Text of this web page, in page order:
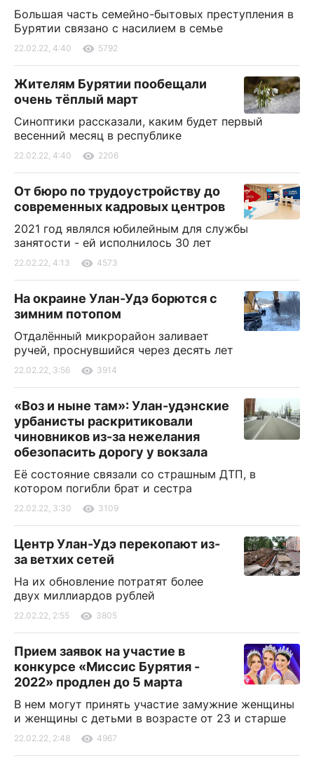
Большая часть семейно-бытовых преступления в
Бурятии связано с насилием в семье
22.02.22, 4:40 5792
Жителям Бурятии пообещали
очень тёплый март
Синоптики рассказали, каким будет первый
весенний месяц в республике
22.02.22, 4:40 2206
От бюро по трудоустройству до
современных кадровых центров
2021 год являлся юбилейным для службы
занятости - ей исполнилось 30 лет
22.02.22, 4:13 4573
На окраине Улан-Удэ борются с
зимним потопом
Отдалённый микрорайон заливает
ручей, проснувшийся через десять лет
22.02.22, 3:56 3914
«Воз и ныне там»: Улан-удэнские
урбанисты раскритиковали
чиновников из-за нежелания
обезопасить дорогу у вокзала
Её состояние связали со страшным ДТП, в
котором погибли брат и сестра
22.02.22, 3:30 3109
Центр Улан-Удэ перекопают из-
за ветхих сетей
На их обновление потратят более
двух миллиардов рублей
22.02.22, 2:55 3805
Прием заявок на участие в
конкурсе «Миссис Бурятия -
2022» продлен до 5 марта
В нем могут принять участие замужние женщины
и женщины с детьми в возрасте от 23 и старше
22.02.22, 2:48 4967